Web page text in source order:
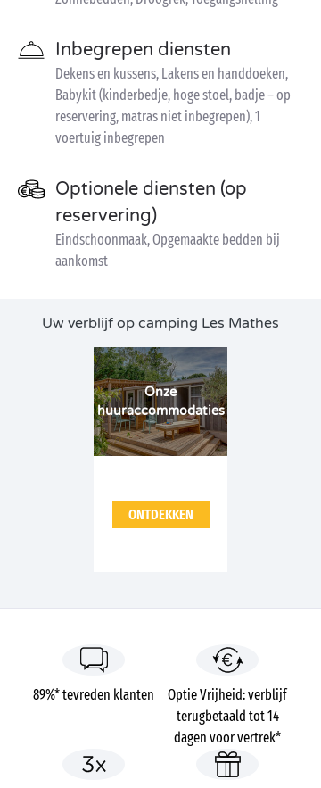
Inbegrepen diensten
Dekens en kussens, Lakens en handdoeken,
Babykit (kinderbedje, hoge stoel, badje – op
reservering, matras niet inbegrepen), 1
voertuig inbegrepen
Optionele diensten (op
reservering)
Eindschoonmaak, Opgemaakte bedden bij
aankomst
Uw verblijf op camping Les Mathes
Onze
huuraccommodaties
ONTDEKKEN
89%* tevreden klanten
Optie Vrijheid: verblijf
terugbetaald tot 14
dagen voor vertrek*